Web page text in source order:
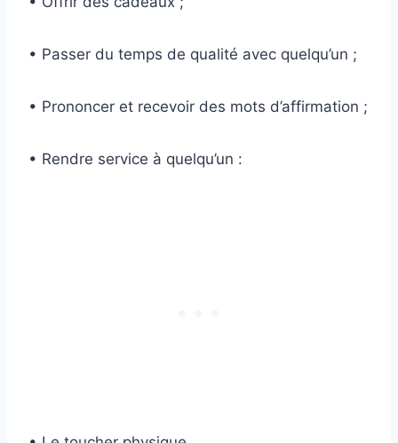
• Passer du temps de qualité avec quelqu’un ;
• Prononcer et recevoir des mots d’affirmation ;
• Rendre service à quelqu’un :